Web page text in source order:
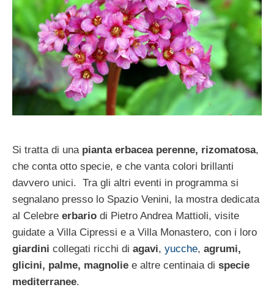
Si tratta di una pianta erbacea perenne, rizomatosa,
che conta otto specie, e che vanta colori brillanti
davvero unici. Tra gli altri eventi in programma si
segnalano presso lo Spazio Venini, la mostra dedicata
al Celebre erbario di Pietro Andrea Mattioli, visite
guidate a Villa Cipressi e a Villa Monastero, con i loro
giardini collegati ricchi di agavi, yucche, agrumi,
glicini, palme, magnolie e altre centinaia di specie
mediterranee.